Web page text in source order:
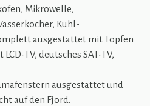
Mikrowelle,
Kühl-
ausgestattet mit Töpfen
TV, deutsches SAT-TV,
ausgestattet und
auf den Fjord.